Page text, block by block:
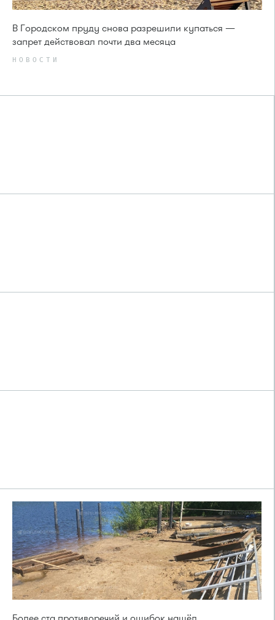
В Городском пруду снова разрешили купаться —
запрет действовал почти два месяца
НОВОСТИ